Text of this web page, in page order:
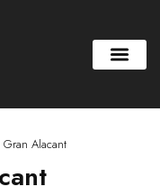
Gran Alacant